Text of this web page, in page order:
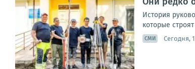
История
которые
СМИ Сегодня,